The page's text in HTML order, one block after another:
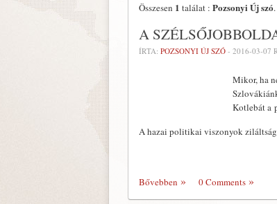
Összesen 1 találat : Pozsonyi Új szó.
A
ÍRTA: POZSONYI ÚJ SZÓ - 2016-03-07
Mikor, ha
Kotlebát a
A hazai politikai viszonyok
Bővebben 0 Comments